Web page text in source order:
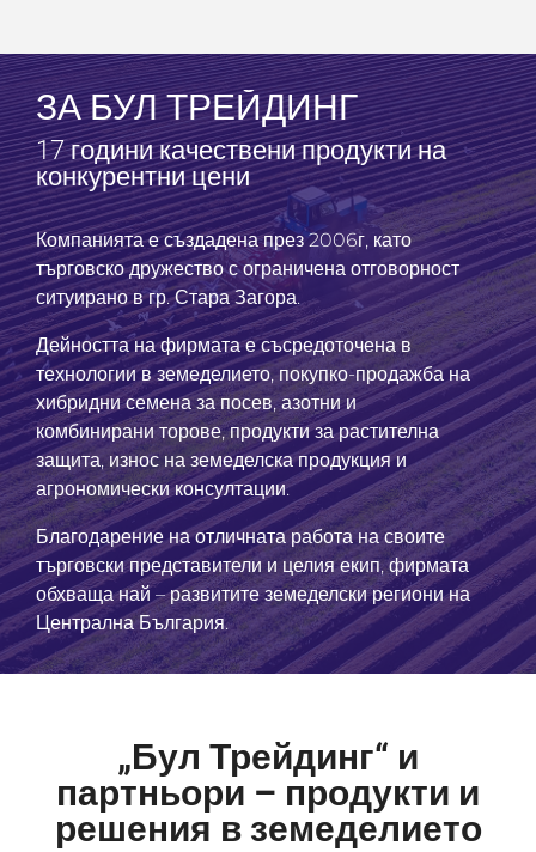
ЗА БУЛ ТРЕЙДИНГ
17 години качествени продукти на
конкурентни цени
Компанията е създадена през 2006г, като
търговско дружество с ограничена отговорност
ситуирано в гр. Стара Загора.
Дейността на фирмата е съсредоточена в
технологии в земеделието, покупко-продажба на
хибридни семена за посев, азотни и
комбинирани торове, продукти за растителна
защита, износ на земеделска продукция и
агрономически консултации.
Благодарение на отличната работа на своите
търговски представители и целия екип, фирмата
обхваща най – развитите земеделски региони на
Централна България.
„Бул Трейдинг“ и
партньори – продукти и
решения в земеделието